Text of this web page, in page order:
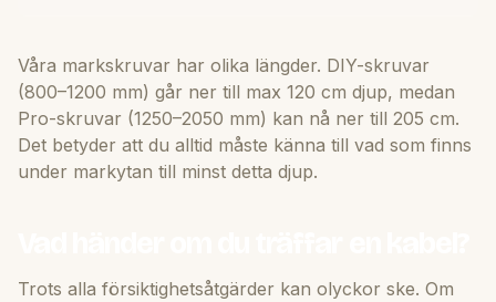
Våra markskruvar har olika längder. DIY-skruvar
(800–1200 mm) går ner till max 120 cm djup, medan
Pro-skruvar (1250–2050 mm) kan nå ner till 205 cm.
Det betyder att du alltid måste känna till vad som finns
under markytan till minst detta djup.
Trots alla försiktighetsåtgärder kan olyckor ske. Om